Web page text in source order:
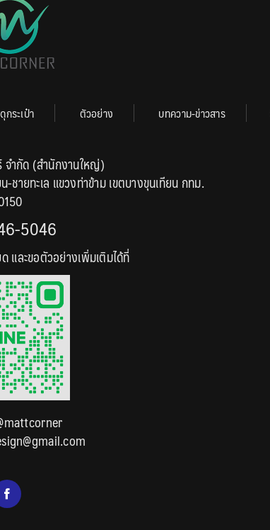
กระเป๋า ตัวอย่าง บทความ-ข่าวสาร
จำกัด (สำนักงานใหญ่)
ชายทะเล แขวงท่าข้าม เขตบางขุนเทียน กทม.
5046
และขอตัวอย่างเพิ่มเติมได้ที่